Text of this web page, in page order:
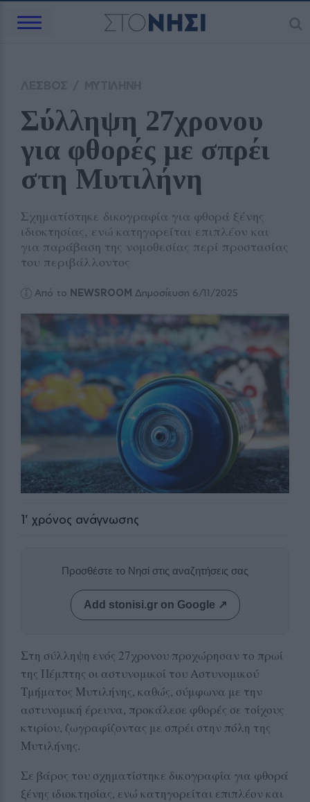
Σύλληψη 27χρονου
για φθορές με σπρέι
στη Μυτιλήνη
Σχηματίστηκε δικογραφία για φθορά ξένης
ιδιοκτησίας, ενώ κατηγορείται επιπλέον και
για παράβαση της νομοθεσίας περί προστασίας
του περιβάλλοντος
Από το NEWSROOM Δημοσίευση 6/11/2025
1' χρόνος ανάγνωσης
Προσθέστε το Νησί στις αναζητήσεις σας
Add stonisi.gr on Google ↗
Στη σύλληψη ενός 27χρονου προχώρησαν το πρωί
της Πέμπτης οι αστυνομικοί του Αστυνομικού
Τμήματος Μυτιλήνης, καθώς, σύμφωνα με την
αστυνομική έρευνα, προκάλεσε φθορές σε τοίχους
κτιρίου, ζωγραφίζοντας με σπρέι στην πόλη της
Μυτιλήνης.
Σε βάρος του σχηματίστηκε δικογραφία για φθορά
ξένης ιδιοκτησίας, ενώ κατηγορείται επιπλέον και